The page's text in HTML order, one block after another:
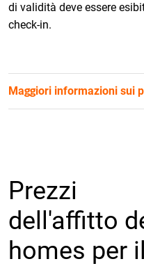
di validità deve essere
check-in.
Maggiori informazioni sui
Prezzi
dell'affitto
homes per